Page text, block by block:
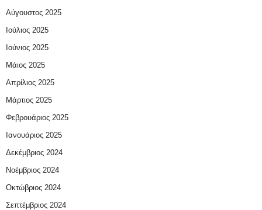
Αύγουστος 2025
Ιούλιος 2025
Ιούνιος 2025
Μάιος 2025
Απρίλιος 2025
Μάρτιος 2025
Φεβρουάριος 2025
Ιανουάριος 2025
Δεκέμβριος 2024
Νοέμβριος 2024
Οκτώβριος 2024
Σεπτέμβριος 2024